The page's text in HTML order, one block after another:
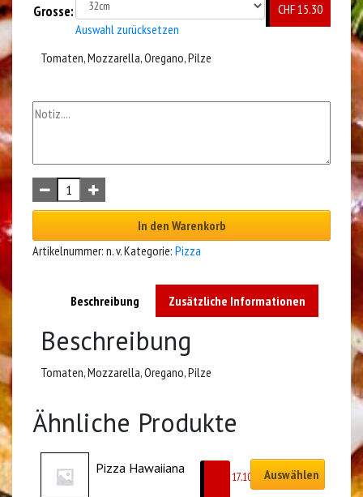
CHF 15.30
Tomaten, Mozzarella, Oregano, Pilze
Grosse:
Auswahl zurücksetzen
In den Warenkorb
Artikelnummer: n. v.Kategorie: Pizza
Beschreibung Zusätzliche Informationen
Beschreibung
Tomaten, Mozzarella, Oregano, Pilze
Ähnliche Produkte
Pizza Hawaiiana
17.10
Auswählen